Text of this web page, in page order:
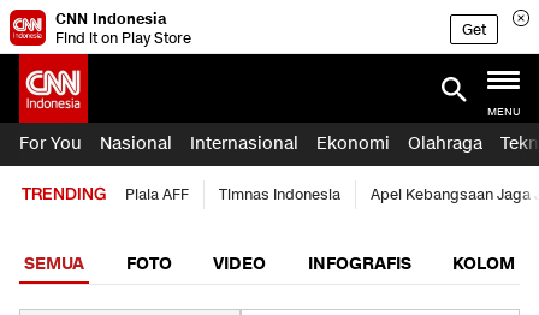
CNN Indonesia
Find it on Play Store
Get
MENU
For You Nasional Internasional Ekonomi Olahraga
TRENDING Piala AFF Timnas Indonesia Apel Kebangsaan Jaga
SEMUA FOTO VIDEO INFOGRAFIS KOLOM